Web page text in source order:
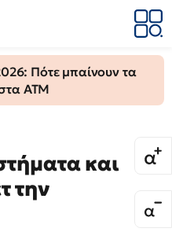
Πότε μπαίνουν τα
ΑΤΜ
και
την